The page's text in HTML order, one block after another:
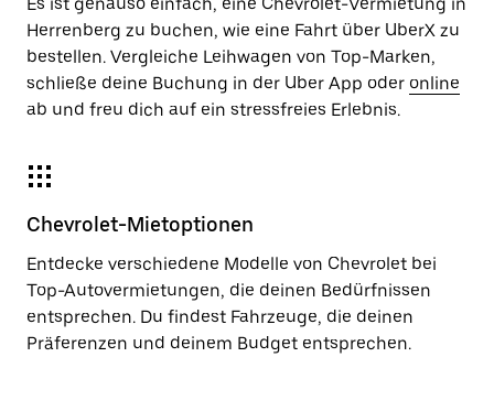
Herrenberg zu buchen, wie eine Fahrt über UberX zu
bestellen. Vergleiche Leihwagen von Top-Marken,
schließe deine Buchung in der Uber App oder online
ab und freu dich auf ein stressfreies Erlebnis.
Chevrolet-Mietoptionen
Entdecke verschiedene Modelle von Chevrolet bei
Top-Autovermietungen, die deinen Bedürfnissen
entsprechen. Du findest Fahrzeuge, die deinen
Präferenzen und deinem Budget entsprechen.